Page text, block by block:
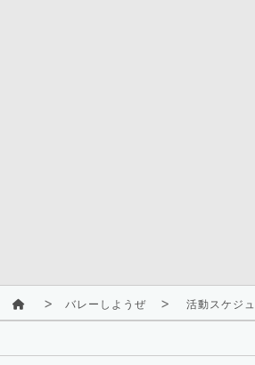
バレーしようぜ 活動スケジ